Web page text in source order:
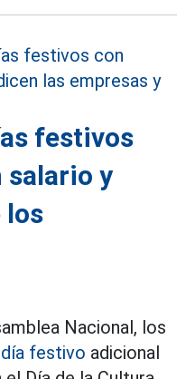
festivos
salario y
los
Nacional, los
día festivo adicional